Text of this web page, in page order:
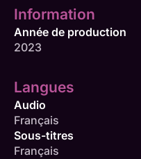
Information
Année de production
2023
Langues
Audio
Français
Sous-titres
Français